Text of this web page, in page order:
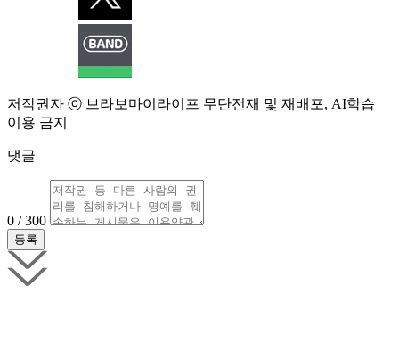
저작권자 ⓒ 브라보마이라이프 무단전재 및 재배포, AI학습
이용 금지
댓글
0 / 300